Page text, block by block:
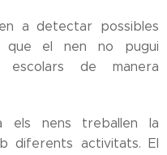
a detectar possibles
que el nen no pugui
escolars de manera
els nens treballen la
diferents activitats. El